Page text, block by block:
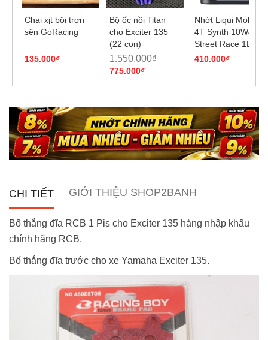
Chai xịt bôi trơn
sên GoRacing
135.000₫
Bộ ốc nồi Titan
cho Exciter 135
(22 con)
1.550.000₫
775.000₫
Nhớt Liqui Moly
4T Synth 10W40
Street Race 1L
410.000₫
CHI TIẾT GIỚI THIỆU SHOP2BANH
Bố thắng đĩa RCB 1 Pis cho Exciter 135 hàng nhập khẩu
chính hãng RCB.
Bố thắng đĩa trước cho xe Yamaha Exciter 135.